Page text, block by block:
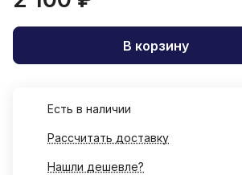
В корзину
Есть в наличии
Рассчитать доставку
Нашли дешевле?